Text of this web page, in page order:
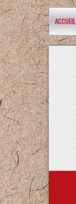
ACCUEIL